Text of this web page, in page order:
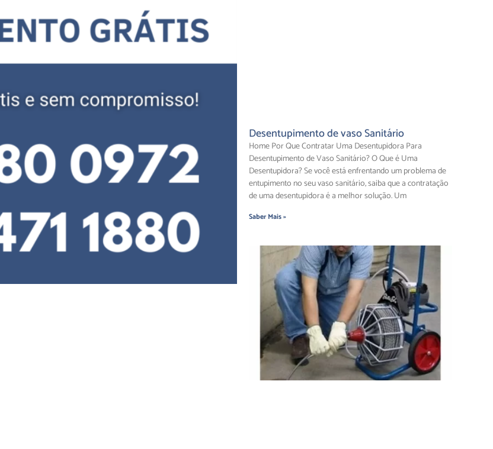
Desentupimento de vaso Sanitário
Home Por Que Contratar Uma Desentupidora Para
Desentupimento de Vaso Sanitário? O Que é Uma
Desentupidora? Se você está enfrentando um problema de
entupimento no seu vaso sanitário, saiba que a contratação
de uma desentupidora é a melhor solução. Um
Saber Mais »